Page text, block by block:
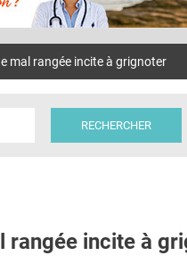
mal rangée incite à grignoter
rangée incite à